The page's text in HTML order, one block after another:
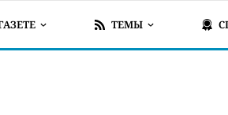
ТЕМЫ